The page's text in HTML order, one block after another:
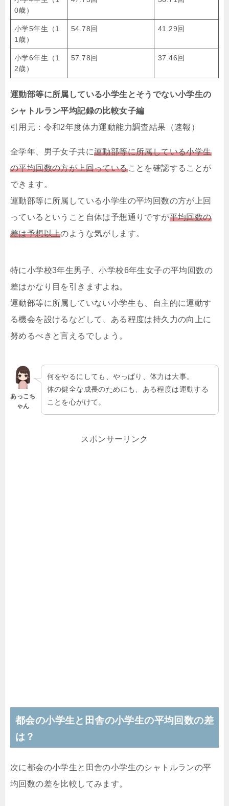
0歳）
小学5年生（1
1歳）
54.78回 41.29回
小学6年生（1
2歳）
57.78回 37.46回
運動部等に所属している小学生とそうでない小学生の
シャトルラン平均記録の比較女子編
引用元：令和2年度体力運動能力調査結果（速報）
全学年、男子女子共に運動部等に所属している小学生
の平均回数の方が上回っていることを確認することが
できます。
運動部等に所属している小学生の平均回数の方が上回
っているということ自体は予想通りですが平均回数の
差は予想以上のような気がします。
特に小学校3年生男子、小学校6年生女子の平均回数の
差はかなり目を引きますよね。
運動部等に所属していない小学生も、自主的に運動す
る機会を設けるなどして、ある程度は持久力の向上に
努めるべきと言えるでしょう。
あっこち
ゃん
何をやるにしても、やっぱり、体力は大事。
体の健全な成長のためにも、ある程度は運動する
ことを心がけて。
スポンサーリンク
都会の小学生と田舎の小学生の平均回数の差
は？
次に都会の小学生と田舎の小学生のシャトルランの平
均回数の差を比較してみます。